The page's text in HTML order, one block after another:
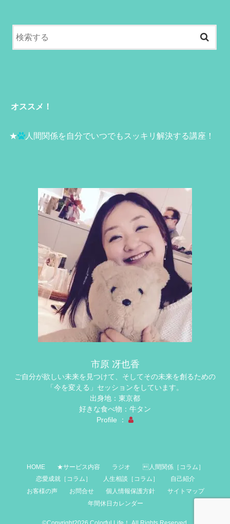
オススメ！
★ 人間関係を自分でいつでもスッキリ解決する講座！
市原 冴也香
ご自分が欲しい未来を見つけて、そしてその未来を創るための
「今を変える」セッションをしています。
出身地：東京都
好きな食べ物：牛タン
Profile ：
HOME ★サービス内容 ラジオ
人間関係［コラム］
恋愛成就［コラム］
人生相談［コラム］
自己紹介
お客様の声
お問合せ 個人情報保護方針
サイトマップ
年間休日カレンダー